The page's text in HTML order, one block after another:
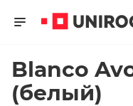
Blanco
(белый)